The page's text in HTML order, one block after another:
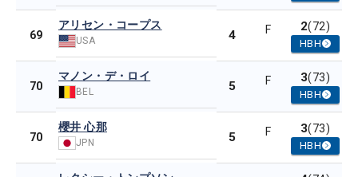
69
アリセン・コープス
USA 4 F 2(72)
HBH
70
マノン・デ・ロイ
BEL 5 F 3(73)
HBH
70
櫻井 心那
JPN 5 F 3(73)
HBH